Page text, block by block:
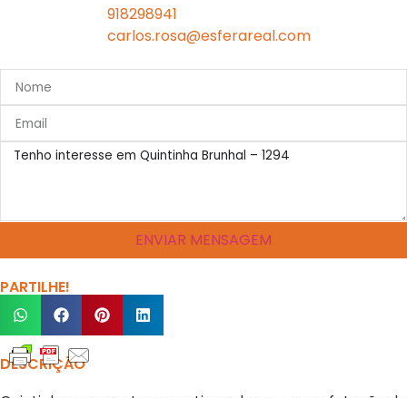
918298941
carlos.rosa@esferareal.com
ENVIAR MENSAGEM
PARTILHE!
DESCRIÇÃO